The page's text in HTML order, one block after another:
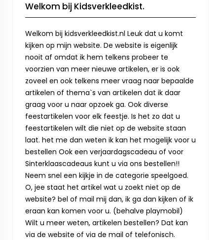
Welkom bij Kidsverkleedkist.
Welkom bij kidsverkleedkist.nl Leuk dat u komt
kijken op mijn website. De website is eigenlijk
nooit af omdat ik hem telkens probeer te
voorzien van meer nieuwe artikelen, er is ook
zoveel en ook telkens meer vraag naar bepaalde
artikelen of thema`s van artikelen dat ik daar
graag voor u naar opzoek ga. Ook diverse
feestartikelen voor elk feestje. Is het zo dat u
feestartikelen wilt die niet op de website staan
laat. het me dan weten ik kan het mogelijk voor u
bestellen Ook een verjaardagscadeau of voor
Sinterklaascadeaus kunt u via ons bestellen!!
Neem snel een kijkje in de categorie speelgoed.
O, jee staat het artikel wat u zoekt niet op de
website? bel of mail mij dan, ik ga dan kijken of ik
eraan kan komen voor u. (behalve playmobil)
Wilt u meer weten, artikelen bestellen? Dat kan
via de website of via de mail of telefonisch.